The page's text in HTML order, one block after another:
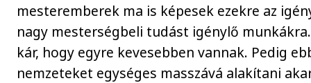
mesteremberek ma is képesek ezekre az
nagy mesterségbeli tudást igénylő
kár, hogy egyre kevesebben vannak. Pedig
nemzeteket egységes masszává alakítani